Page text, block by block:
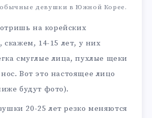
обычные девушки в Южной Корее.
на корейских
скажем, 14-15 лет, у них
смуглые лица, пухлые щеки
Вот это настоящее лицо
будут фото).
20-25 лет резко меняются